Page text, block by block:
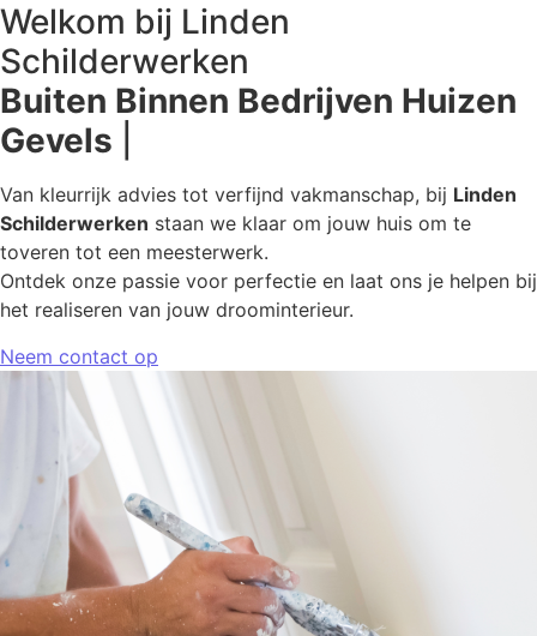
Welkom bij Linden
Schilderwerken
Buiten Binnen Bedrijven Huizen
Gevels
Van kleurrijk advies tot verfijnd vakmanschap, bij Linden
Schilderwerken staan we klaar om jouw huis om te
toveren tot een meesterwerk.
Ontdek onze passie voor perfectie en laat ons je helpen bij
het realiseren van jouw droominterieur.
Neem contact op